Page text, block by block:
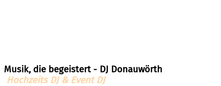
Musik, die begeistert - DJ Donauwörth
Hochzeits DJ & Event DJ